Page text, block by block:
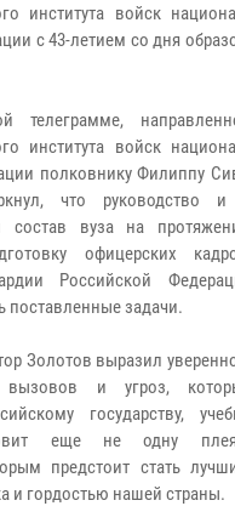
института войск
с 43-летием со дня
телеграмме,
института войск
полковнику Филиппу
что руководство и
состав вуза на
офицерских
Российской
поставленные задачи.
Золотов выразил
и угроз,
государству,
еще не одну
предстоит стать
и гордостью нашей страны.